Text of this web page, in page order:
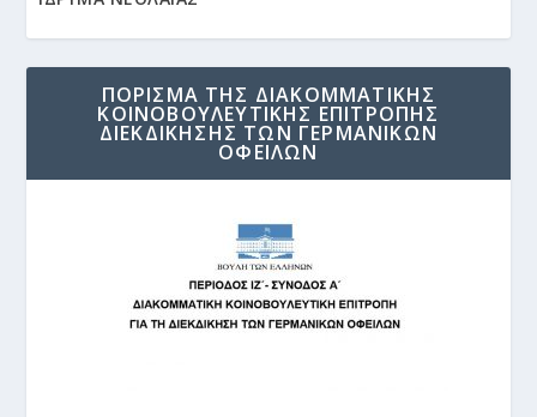
ΠΟΡΙΣΜΑ ΤΗΣ ΔΙΑΚΟΜΜΑΤΙΚΗΣ
ΚΟΙΝΟΒΟΥΛΕΥΤΙΚΗΣ ΕΠΙΤΡΟΠΗΣ
ΔΙΕΚΔΙΚΗΣΗΣ ΤΩΝ ΓΕΡΜΑΝΙΚΩΝ
ΟΦΕΙΛΩΝ